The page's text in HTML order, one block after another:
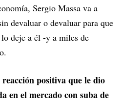
Sergio Massa va a
devaluar o devaluar para que
deje a él -y a miles de
positiva que le dio
en el mercado con suba de